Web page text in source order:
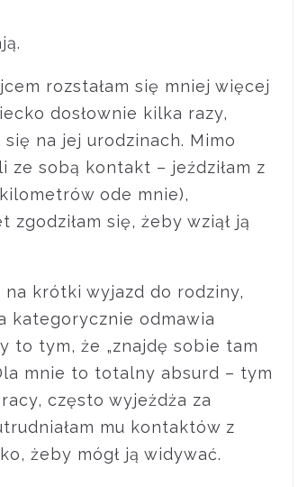
rozstałam się mniej więcej
dosłownie kilka razy,
na jej urodzinach. Mimo
ze sobą kontakt – jeździłam z
ode mnie),
się, żeby wziął ją
krótki wyjazd do rodziny,
kategorycznie odmawia
to tym, że „znajdę sobie tam
mnie to totalny absurd – tym
często wyjeżdża za
mu kontaktów z
żeby mógł ją widywać.